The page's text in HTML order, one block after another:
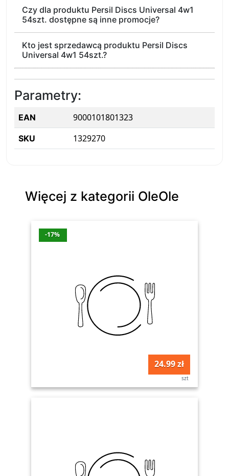
Czy dla produktu Persil Discs Universal 4w1
54szt. dostępne są inne promocje?
Kto jest sprzedawcą produktu Persil Discs
Universal 4w1 54szt.?
Parametry:
EAN 9000101801323
SKU 1329270
Więcej z kategorii OleOle
-17%
24.99 zł
szt